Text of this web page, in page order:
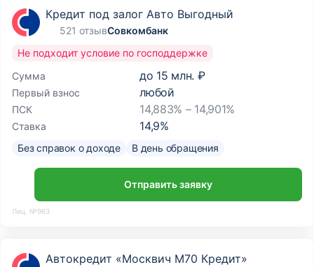
Кредит под залог Авто Выгодный
521 отзывСовкомбанк
Сумма до 15 млн. ₽
Первый взнос любой
ПСК 14,883% – 14,901%
Ставка 14,9%
Не подходит условие по господдержке
Без справок о доходе В день обращения
Отправить заявку
Лиц. №963
Автокредит «Москвич М70 Кредит»